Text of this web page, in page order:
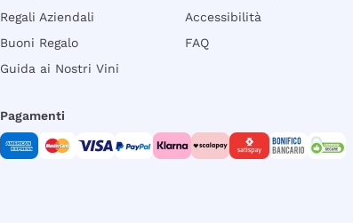
Regali Aziendali
Buoni Regalo
Guida ai Nostri Vini
Accessibilità
FAQ
Pagamenti